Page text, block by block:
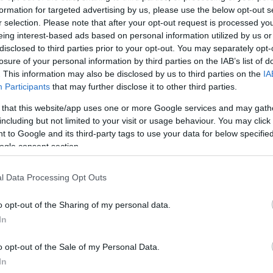
for targeted advertising by us, please use the below opt-out
selection. Please note that after your opt-out request is processed
interest-based ads based on personal information utilized by us
to third parties prior to your opt-out. You may separately
of your personal information by third parties on the IAB’s list of
This information may also be disclosed by us to third parties on the
Participants that may further disclose it to other third parties.
that this website/app uses one or more Google services and may
but not limited to your visit or usage behaviour. You may
to Google and its third-party tags to use your data for below
consent section.
Data Processing Opt Outs
opt-out of the Sharing of my personal data.
opt-out of the Sale of my Personal Data.
«ο σημαντικότερος στόχος είναι να υπάρξει και
σε όλες τις πόλεις της χώρας».
αλλά η λανθασμένη συμπεριφορά ορισμένων
ώθησε πολλούς στην Δύση στο να ταυτίσουν τους
την τρομοκρατία. Υπήρξαν λάθος συμπεριφορές και
Παρερμηνεύθηκε η σημασία του Ισλάμ, η οποία
Ανήκουμε στο Ισλαμ και, ακριβώς για τον
τα δικαιώματα όλων των λαών και των κατοίκων
ο προσωρινός πρωθυπουργός της χώρας, ο